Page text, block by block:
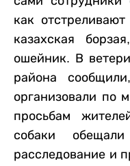
как
казахская
ошейник. В
района
организовали по
просьбам
собаки обещали
расследование и